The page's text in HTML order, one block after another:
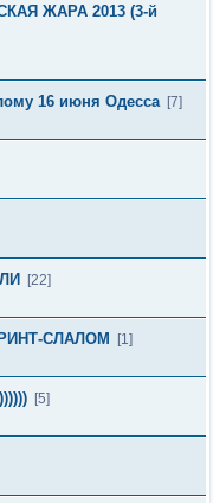
ЖАРА 2013 (3-й
16 июня Одесса [7]
[22]
СЛАЛОМ
[1]
[5]